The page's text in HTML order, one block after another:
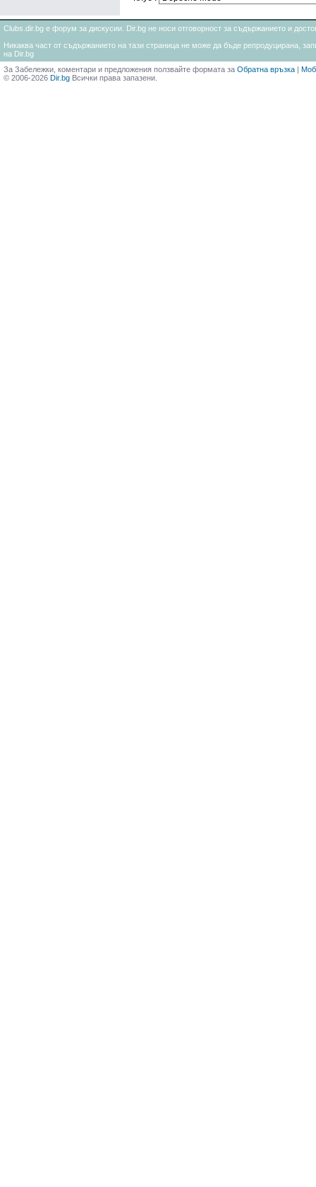
Clubs.dir.bg е форум за дискусии. Dir.bg не носи отговорност за съдържанието и
Никаква част от съдържанието на тази страница не може да бъде репродуцирана,
на Dir.bg
За Забележки, коментари и предложения ползвайте формата за Обратна връзка |
© 2006-2026 Dir.bg Всички права запазени.